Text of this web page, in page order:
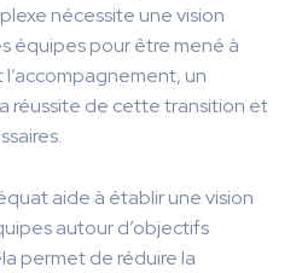
nécessite une vision
équipes pour être mené à
l’accompagnement, un
réussite de cette transition et
aide à établir une vision
autour d’objectifs
permet de réduire la